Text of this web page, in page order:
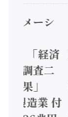
トメーシ
】「経済
態調査二
結果」
年製造業 付